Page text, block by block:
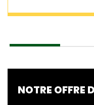
NOTRE OFFRE